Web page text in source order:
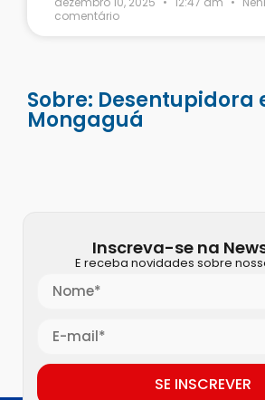
comentário
Sobre: Desentupidora
Mongaguá
Inscreva-se na
E receba novidades sobre
SE INSCREVER